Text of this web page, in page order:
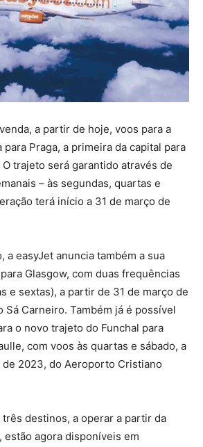
a partir de hoje, voos para a
para Praga, a primeira da capital para
trajeto será garantido através de
– às segundas, quartas e
terá início a 31 de março de
a easyJet anuncia também a sua
Glasgow, com duas frequências
e sextas), a partir de 31 de março de
Carneiro. Também já é possível
o novo trajeto do Funchal para
com voos às quartas e sábado, a
2023, do Aeroporto Cristiano
três destinos, a operar a partir da
estão agora disponíveis em